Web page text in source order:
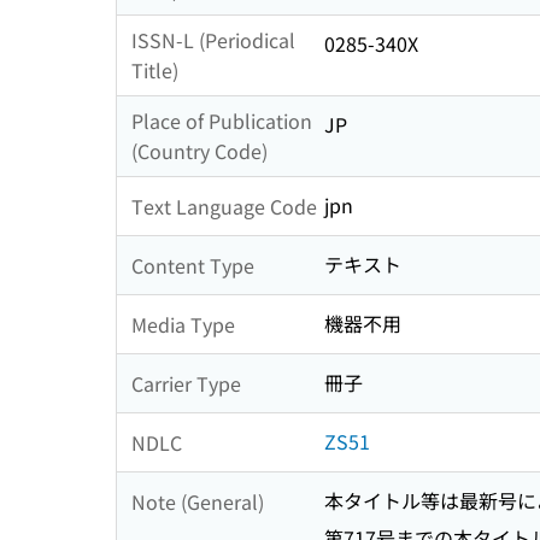
ISSN-L (Periodical
Title)
0285-340X
Place of Publication
(Country Code)
JP
Text Language Code jpn
Content Type テキスト
Media Type 機器不用
Carrier Type 冊子
NDLC ZS51
Note (General)
本タイトル等は最新号に